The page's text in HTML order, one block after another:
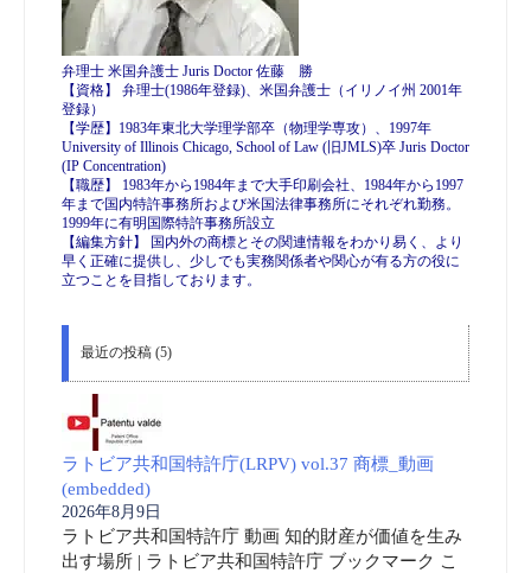
弁理士 米国弁護士 Juris Doctor 佐藤 勝
【資格】 弁理士(1986年登録)、米国弁護士（イリノイ州 2001年
登録）
【学歴】1983年東北大学理学部卒（物理学専攻）、1997年
University of Illinois Chicago, School of Law (旧JMLS)卒 Juris Doctor
(IP Concentration)
【職歴】 1983年から1984年まで大手印刷会社、1984年から1997
年まで国内特許事務所および米国法律事務所にそれぞれ勤務。
1999年に有明国際特許事務所設立
【編集方針】 国内外の商標とその関連情報をわかり易く、より
早く正確に提供し、少しでも実務関係者や関心が有る方の役に
立つことを目指しております。
最近の投稿 (5)
ラトビア共和国特許庁(LRPV) vol.37 商標_動画
(embedded)
2026年8月9日
ラトビア共和国特許庁 動画 知的財産が価値を生み
出す場所 | ラトビア共和国特許庁 ブックマーク こ